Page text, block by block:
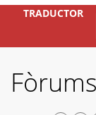
TRADUCTOR